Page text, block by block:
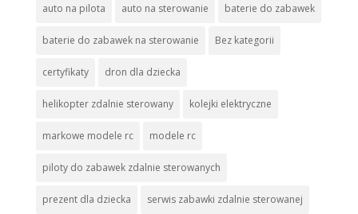
auto na pilota auto na sterowanie baterie do zabawek
baterie do zabawek na sterowanie Bez kategorii
certyfikaty dron dla dziecka
helikopter zdalnie sterowany kolejki elektryczne
markowe modele rc modele rc
piloty do zabawek zdalnie sterowanych
prezent dla dziecka serwis zabawki zdalnie sterowanej